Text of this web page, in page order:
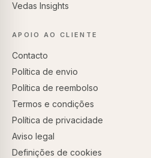
Vedas Insights
APOIO AO CLIENTE
Contacto
Política de envio
Política de reembolso
Termos e condições
Política de privacidade
Aviso legal
Definições de cookies